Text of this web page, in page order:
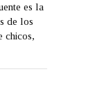
es la
de los
chicos,